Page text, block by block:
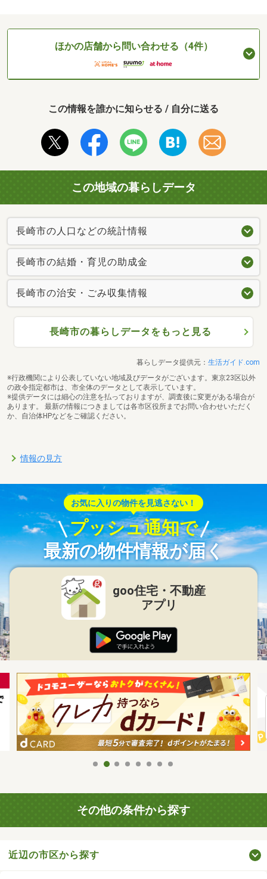
ほかの店舗から問い合わせる（4件）
この情報を誰かに知らせる / 自分に送る
この地域の暮らしデータ
長崎市の人口などの統計情報
長崎市の結婚・育児の助成金
長崎市の治安・ごみ収集情報
長崎市の暮らしデータをもっと見る
暮らしデータ提供元： 生活ガイド.com
※行政機関により公表していない地域及びデータがございます。東京23区以外
の政令指定都市は、市全体のデータとして表示しています。
※提供データには細心の注意を払っておりますが、調査後に変更がある場合が
あります。 最新の情報につきましては各市区役所までお問い合わせいただく
か、自治体HPなどをご確認ください。
情報の見方
お気に入りの物件を見逃さない！
プッシュ通知で
最新の物件情報が届く
goo住宅・不動産
アプリ
その他の条件から探す
近辺の市区から探す